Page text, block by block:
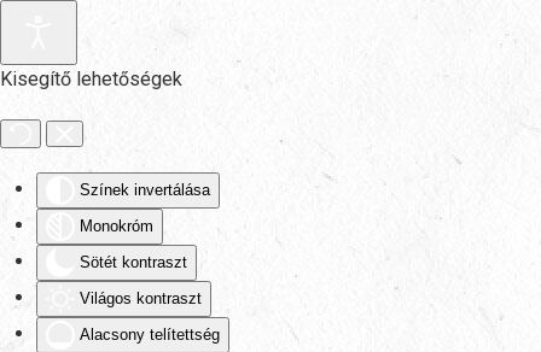
Kisegítő lehetőségek
Színek invertálása
Monokróm
Sötét kontraszt
Világos kontraszt
Alacsony telítettség
Fő tartalom átugrása